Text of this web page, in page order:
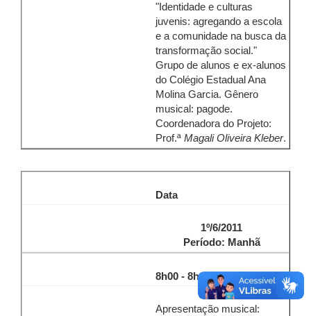
"Identidade e culturas
juvenis: agregando a escola
e a comunidade na busca da
transformação social."
Grupo de alunos e ex-alunos
do Colégio Estadual Ana
Molina Garcia. Gênero
musical: pagode.
Coordenadora do Projeto:
Prof.ª Magali Oliveira Kleber.
Data
1º/6/2011
Período: Manhã
8h00 - 8h20
Apresentação musical: